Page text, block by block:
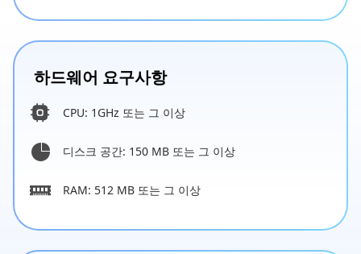
하드웨어 요구사항
CPU: 1GHz 또는 그 이상
디스크 공간: 150 MB 또는 그 이상
RAM: 512 MB 또는 그 이상